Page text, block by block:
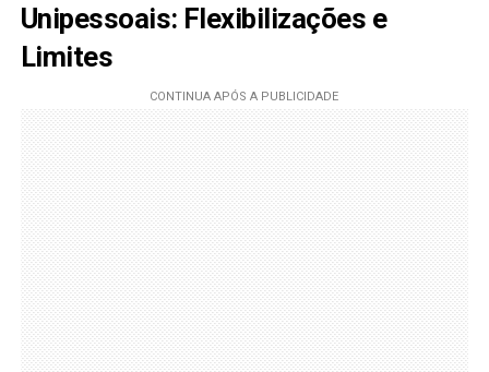
Unipessoais: Flexibilizações e
Limites